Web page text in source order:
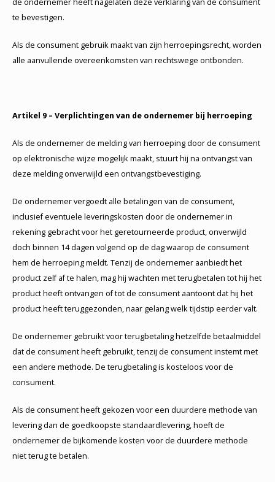
de ondernemer heeft nagelaten deze verklaring van de consument
te bevestigen.
Als de consument gebruik maakt van zijn herroepingsrecht, worden
alle aanvullende overeenkomsten van rechtswege ontbonden.
Artikel 9 – Verplichtingen van de ondernemer bij herroeping
Als de ondernemer de melding van herroeping door de consument
op elektronische wijze mogelijk maakt, stuurt hij na ontvangst van
deze melding onverwijld een ontvangstbevestiging.
De ondernemer vergoedt alle betalingen van de consument,
inclusief eventuele leveringskosten door de ondernemer in
rekening gebracht voor het geretourneerde product, onverwijld
doch binnen 14 dagen volgend op de dag waarop de consument
hem de herroeping meldt. Tenzij de ondernemer aanbiedt het
product zelf af te halen, mag hij wachten met terugbetalen tot hij het
product heeft ontvangen of tot de consument aantoont dat hij het
product heeft teruggezonden, naar gelang welk tijdstip eerder valt.
De ondernemer gebruikt voor terugbetaling hetzelfde betaalmiddel
dat de consument heeft gebruikt, tenzij de consument instemt met
een andere methode. De terugbetaling is kosteloos voor de
consument.
Als de consument heeft gekozen voor een duurdere methode van
levering dan de goedkoopste standaardlevering, hoeft de
ondernemer de bijkomende kosten voor de duurdere methode
niet terug te betalen.